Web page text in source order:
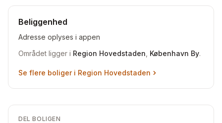
Beliggenhed
Adresse oplyses i appen
Området ligger i Region Hovedstaden København By.
Se flere boliger i Region Hovedstaden
DEL BOLIGEN